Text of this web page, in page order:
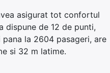
asigurat tot confortul
dispune de 12 de punti,
la 2604 pasageri, are
si 32 m latime.